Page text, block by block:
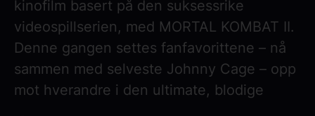
kinofilm basert på den suksessrike
videospillserien, med MORTAL KOMBAT II.
Denne gangen settes fanfavorittene – nå
sammen med selveste Johnny Cage – opp
mot hverandre i den ultimate, blodige